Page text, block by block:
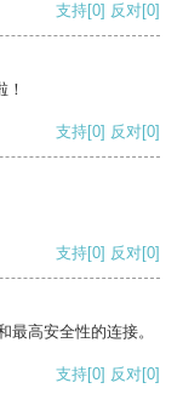
支持[0] 反对[0]
支持[0] 反对[0]
支持[0] 反对[0]
高安全性的连接。
支持[0] 反对[0]